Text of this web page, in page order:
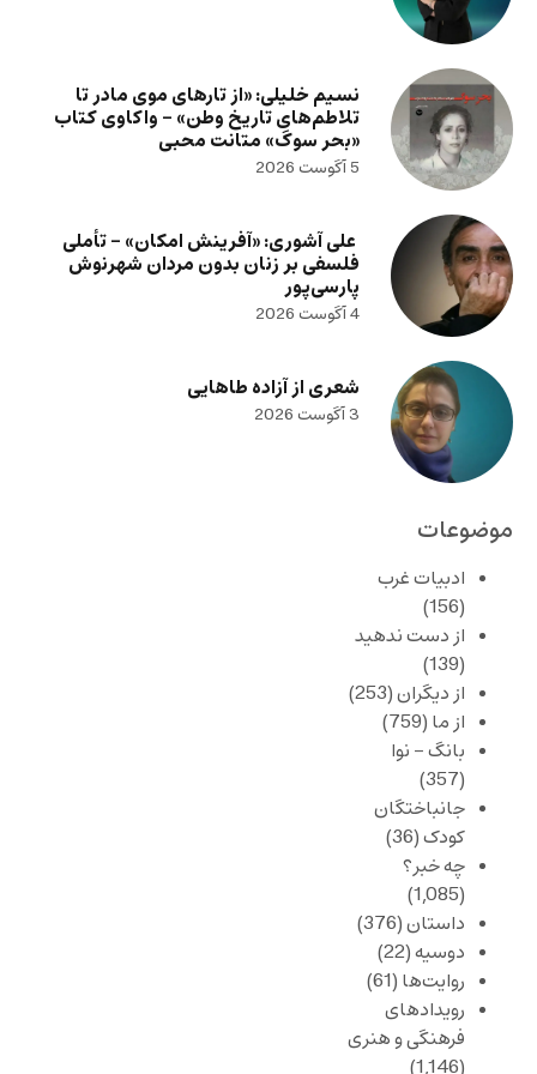
نسیم خلیلی: «از تارهای موی مادر تا
تلاطم‌های تاریخ وطن» – واکاوی کتاب
«بحر سوگ» متانت محبی
5 آگوست 2026
علی آشوری: «آفرینش امکان» – تأملی
فلسفی بر زنان بدون مردان شهرنوش
پارسی‌پور
4 آگوست 2026
شعری از آزاده طاهایی
3 آگوست 2026
موضوعات
ادبیات غرب
(156)
از دست ندهید
(139)
از دیگران(253)
از ما (759)
بانگ – نوا
(357)
جانباختگان
کودک(36)
چه خبر؟
(1,085)
داستان(376)
دوسیه(22)
روایت‌ها (61)
رویدادهای
فرهنگی و هنری
(1,146)